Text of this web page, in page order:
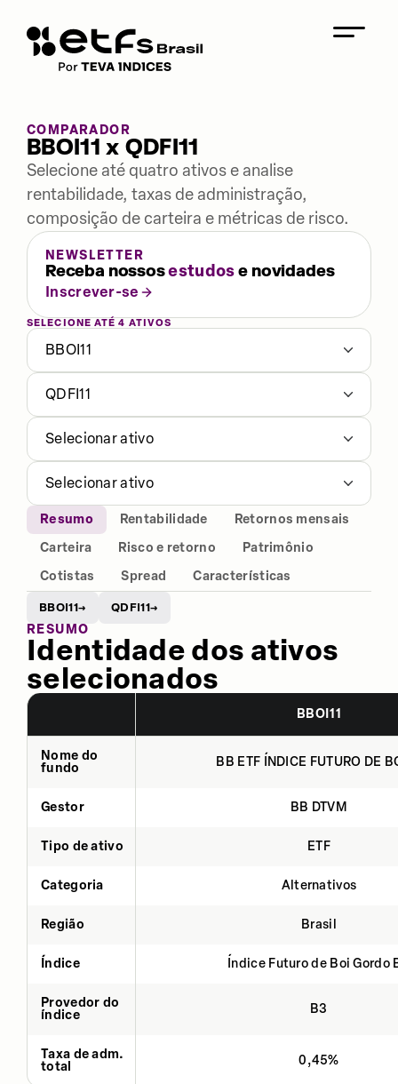
COMPARADOR
BBOI11 x QDFI11
Selecione até quatro ativos e analise
rentabilidade, taxas de administração,
composição de carteira e métricas de risco.
NEWSLETTER
Receba nossosestudose novidades
Inscrever-se
SELECIONE ATÉ 4 ATIVOS
BBOI11
QDFI11
Selecionar ativo
Selecionar ativo
Resumo Rentabilidade
Retornos mensais
Carteira
Risco e retorno
Patrimônio
Cotistas
Spread Características
BBOI11→ QDFI11→
RESUMO
Identidade dos ativos
selecionados
BBOI11
Nome do
fundo
BB ETF ÍNDICE FUTURO DE
Gestor BB DTVM
Tipo de ativo ETF
Categoria Alternativos
Região Brasil
Índice Índice Futuro de Boi Gordo
Provedor do
índice
B3
Taxa de adm.
total
0,45%